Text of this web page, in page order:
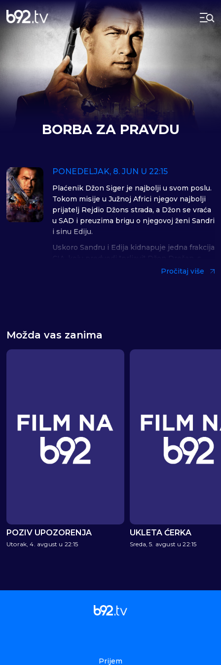
BORBA ZA PRAVDU
PONEDELJAK, 8. JUN U 22:15
Plaćenik Džon Siger je najbolji u svom poslu.
Tokom misije u Južnoj Africi njegov najbolji
prijatelj Rejdio Džons strada, a Džon se vraća
u SAD i preuzima brigu o njegovoj ženi Sandri
i sinu Ediju.
Uskoro Sandru i Edija kidnapuje jedna frakcija
namerom da prisile Džona da obavi jedan
Reditelj Don E. FountLeRoj
Pročitaj više
Možda vas zanima
POZIV UPOZORENJA
Utorak, 4. avgust u 22:15
UKLETA ĆERKA
Sreda, 5. avgust u 22:15
Prijem